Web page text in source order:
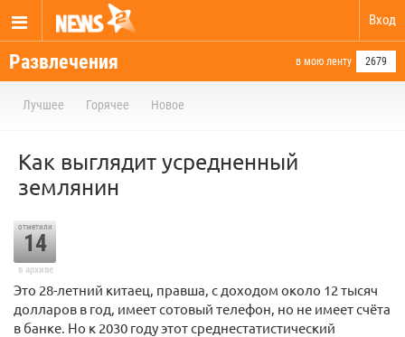
Вход
Развлечения в мою ленту 2679
Лучшее Горячее Новое
Как выглядит усредненный
землянин
отметили
14
в архиве
Это 28-летний китаец, правша, с доходом около 12 тысяч
долларов в год, имеет сотовый телефон, но не имеет счёта
в банке. Но к 2030 году этот среднестатистический